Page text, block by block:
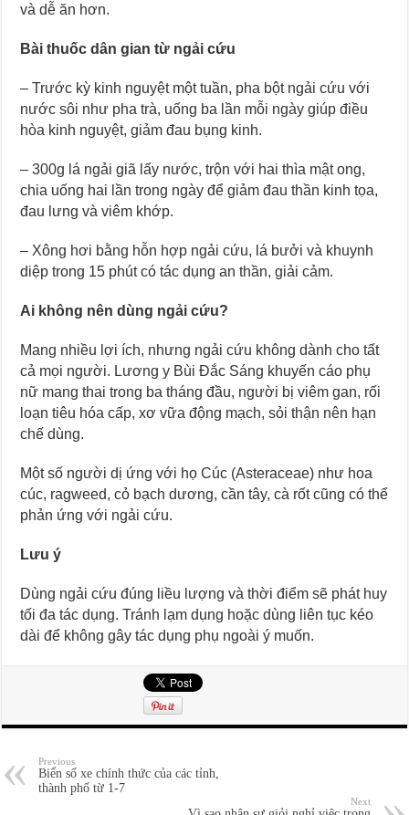
và dễ ăn hơn.
Bài thuốc dân gian từ ngải cứu
– Trước kỳ kinh nguyệt một tuần, pha bột ngải cứu với
nước sôi như pha trà, uống ba lần mỗi ngày giúp điều
hòa kinh nguyệt, giảm đau bụng kinh.
– 300g lá ngải giã lấy nước, trộn với hai thìa mật ong,
chia uống hai lần trong ngày để giảm đau thần kinh tọa,
đau lưng và viêm khớp.
– Xông hơi bằng hỗn hợp ngải cứu, lá bưởi và khuynh
diệp trong 15 phút có tác dụng an thần, giải cảm.
Ai không nên dùng ngải cứu?
Mang nhiều lợi ích, nhưng ngải cứu không dành cho tất
cả mọi người. Lương y Bùi Đắc Sáng khuyến cáo phụ
nữ mang thai trong ba tháng đầu, người bị viêm gan, rối
loạn tiêu hóa cấp, xơ vữa động mạch, sỏi thận nên hạn
chế dùng.
Một số người dị ứng với họ Cúc (Asteraceae) như hoa
cúc, ragweed, cỏ bạch dương, cần tây, cà rốt cũng có thể
phản ứng với ngải cứu.
Lưu ý
Dùng ngải cứu đúng liều lượng và thời điểm sẽ phát huy
tối đa tác dụng. Tránh lạm dụng hoặc dùng liên tục kéo
dài để không gây tác dụng phụ ngoài ý muốn.
Previous
Biển số xe chính thức của các tỉnh,
thành phố từ 1-7
Next